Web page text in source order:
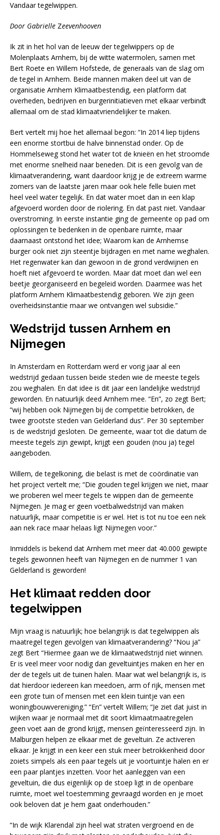
Vandaar tegelwippen.
Door Gabrielle Zeevenhooven
Ik zit in het hol van de leeuw der tegelwippers op de
Molenplaats Arnhem, bij de witte watermolen, samen met
Bert Roete en Willem Hofstede, de generaals van de slag om
de tegel in Arnhem. Beide mannen maken deel uit van de
organisatie Arnhem Klimaatbestendig, een platform dat
overheden, bedrijven en burgerinitiatieven met elkaar verbindt
allemaal om de stad klimaatvriendelijker te maken.
Bert vertelt mij hoe het allemaal begon: “In 2014 liep tijdens
een enorme stortbui de halve binnenstad onder. Op de
Hommelseweg stond het water tot de knieën en het stroomde
met enorme snelheid naar beneden. Dit is een gevolg van de
klimaatverandering, want daardoor krijg je de extreem warme
zomers van de laatste jaren maar ook hele felle buien met
heel veel water tegelijk. En dat water moet dan in een klap
afgevoerd worden door de riolering. En dat past niet. Vandaar
overstroming. In eerste instantie ging de gemeente op pad om
oplossingen te bedenken in de openbare ruimte, maar
daarnaast ontstond het idee; Waarom kan de Arnhemse
burger ook niet zijn steentje bijdragen en met name weghalen.
Het regenwater kan dan gewoon in de grond verdwijnen en
hoeft niet afgevoerd te worden. Maar dat moet dan wel een
beetje georganiseerd en begeleid worden. Daarmee was het
platform Arnhem Klimaatbestendig geboren. We zijn geen
overheidsinstantie maar we ontvangen wel subsidie.”
Wedstrijd tussen Arnhem en
Nijmegen
In Amsterdam en Rotterdam werd er vorig jaar al een
wedstrijd gedaan tussen beide steden wie de meeste tegels
zou weghalen. En dat idee is dit jaar een landelijke wedstrijd
geworden. En natuurlijk deed Arnhem mee. “En”, zo zegt Bert;
“wij hebben ook Nijmegen bij de competitie betrokken, de
twee grootste steden van Gelderland dus”. Per 30 september
is de wedstrijd gesloten. De gemeente, waar tot die datum de
meeste tegels zijn gewipt, krijgt een gouden (nou ja) tegel
aangeboden.
Willem, de tegelkoning, die belast is met de coördinatie van
het project vertelt me; “Die gouden tegel krijgen we niet, maar
we proberen wel meer tegels te wippen dan de gemeente
Nijmegen. Je mag er geen voetbalwedstrijd van maken
natuurlijk, maar competitie is er wel. Het is tot nu toe een nek
aan nek race maar helaas ligt Nijmegen voor.”
Inmiddels is bekend dat Arnhem met meer dat 40.000 gewipte
tegels gewonnen heeft van Nijmegen en de nummer 1 van
Gelderland is geworden!
Het klimaat redden door
tegelwippen
Mijn vraag is natuurlijk; hoe belangrijk is dat tegelwippen als
maatregel tegen gevolgen van klimaatverandering? “Nou ja”
zegt Bert “Hiermee gaan we de klimaatwedstrijd niet winnen.
Er is veel meer voor nodig dan geveltuintjes maken en her en
der de tegels uit de tuinen halen. Maar wat wel belangrijk is, is
dat hierdoor iedereen kan meedoen, arm of rijk, mensen met
een grote tuin of mensen met een klein tuintje van een
woningbouwvereniging.” “En” vertelt Willem; “Je ziet dat juist in
wijken waar je normaal met dit soort klimaatmaatregelen
geen voet aan de grond krijgt, mensen geïnteresseerd zijn. In
Malburgen helpen ze elkaar met de geveltuin. Ze activeren
elkaar. Je krijgt in een keer een stuk meer betrokkenheid door
zoiets simpels als een paar tegels uit je voortuintje halen en er
een paar plantjes inzetten. Voor het aanleggen van een
geveltuin, die dus eigenlijk op de stoep ligt in de openbare
ruimte, moet wel toestemming gevraagd worden en je moet
ook beloven dat je hem gaat onderhouden.”
“In de wijk Klarendal zijn heel wat straten vergroend en de